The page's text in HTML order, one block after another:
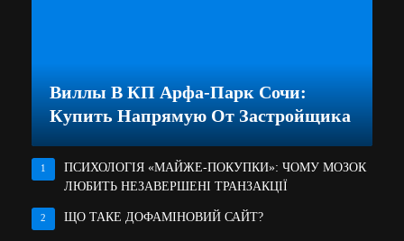
Виллы В КП Арфа-Парк Сочи:
Купить Напрямую От Застройщика
1
ПСИХОЛОГІЯ «МАЙЖЕ-ПОКУПКИ»: ЧОМУ МОЗОК
ЛЮБИТЬ НЕЗАВЕРШЕНІ ТРАНЗАКЦІЇ
2 ЩО ТАКЕ ДОФАМІНОВИЙ САЙТ?